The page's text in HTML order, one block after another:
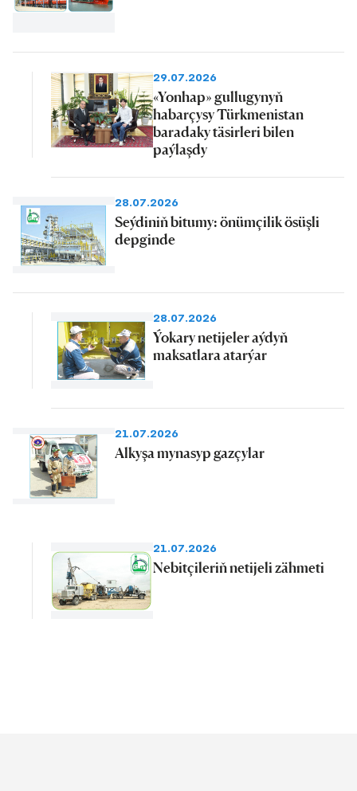
29.07.2026
«Yonhap» gullugynyň
habarçysy Türkmenistan
baradaky täsirleri bilen
paýlaşdy
28.07.2026
Seýdiniň bitumy: önümçilik ösüşli
depginde
28.07.2026
Ýokary netijeler aýdyň
maksatlara atarýar
21.07.2026
Alkyşa mynasyp gazçylar
21.07.2026
Nebitçileriň netijeli zähmeti